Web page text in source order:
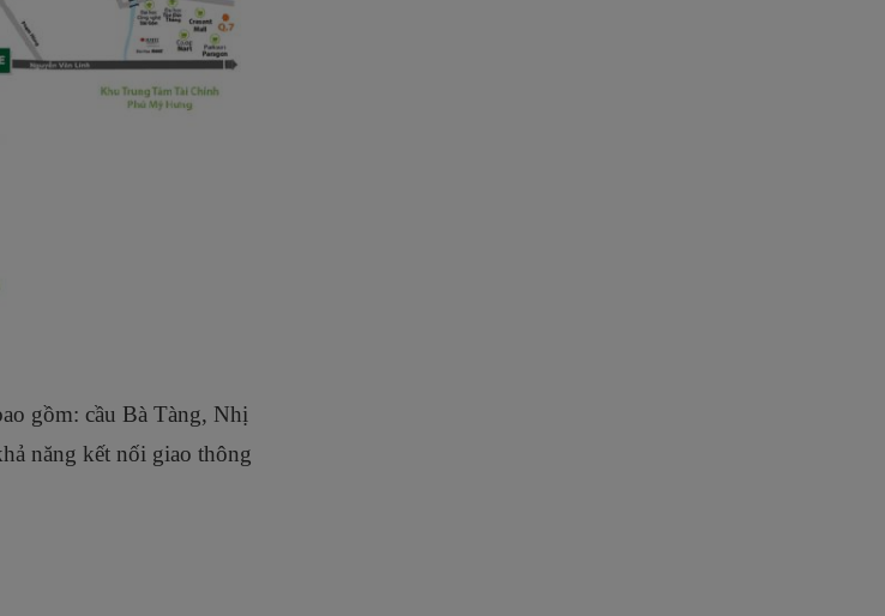
gồm: cầu Bà Tàng, Nhị
năng kết nối giao thông